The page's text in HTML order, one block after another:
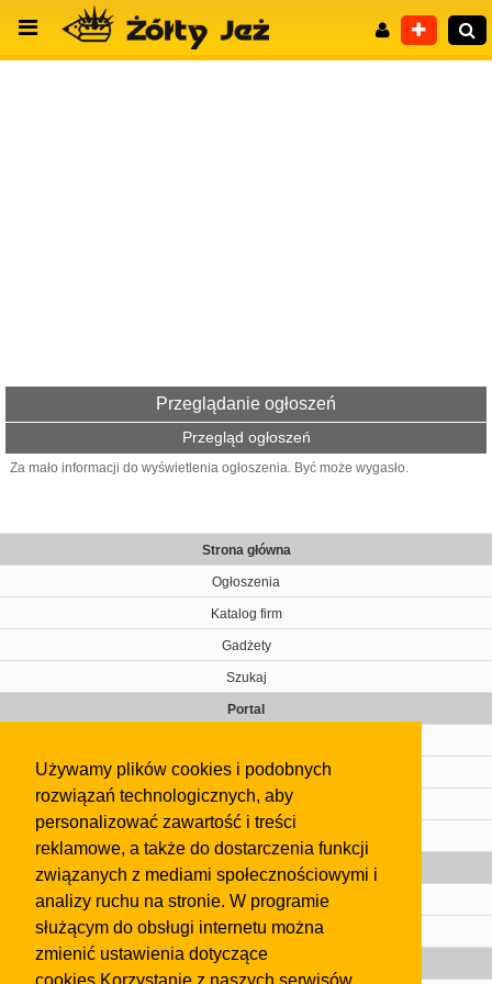
Używamy plików cookies i podobnych
rozwiązań technologicznych, aby
personalizować zawartość i treści
reklamowe, a także do dostarczenia funkcji
związanych z mediami społecznościowymi i
analizy ruchu na stronie. W programie
służącym do obsługi internetu można
zmienić ustawienia dotyczące
Przeglądanie ogłoszeń
Przegląd ogłoszeń
Za mało informacji do wyświetlenia ogłoszenia. Być może wygasło.
Strona główna
Ogłoszenia
Katalog firm
Gadżety
Szukaj
Portal
Kontakt
Regulamin
Gazeta
Olkusz
Kontakt
Strefa dla biznesu